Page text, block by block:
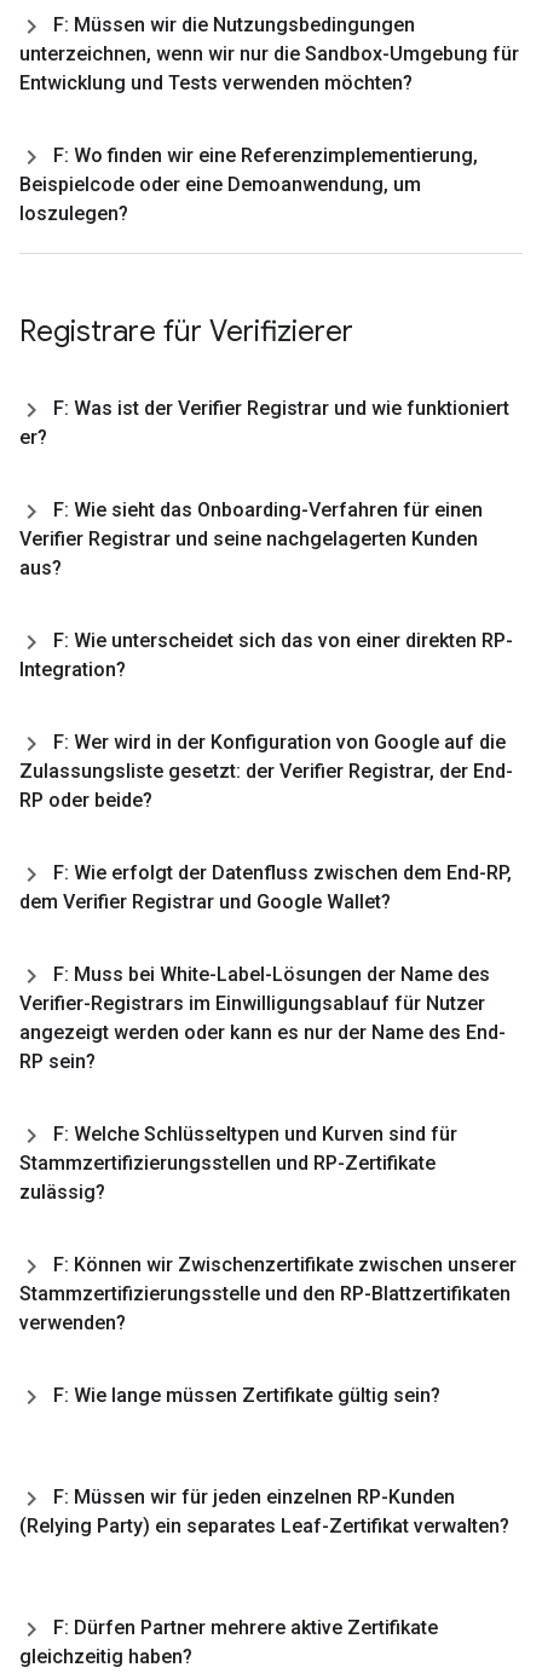
F: Müssen wir die Nutzungsbedingungen
unterzeichnen, wenn wir nur die Sandbox-Umgebung für
Entwicklung und Tests verwenden möchten?
F: Wo finden wir eine Referenzimplementierung,
Beispielcode oder eine Demoanwendung, um
loszulegen?
Registrare für Verifizierer
F: Was ist der Verifier Registrar und wie funktioniert
er?
F: Wie sieht das Onboarding-Verfahren für einen
Verifier Registrar und seine nachgelagerten Kunden
aus?
F: Wie unterscheidet sich das von einer direkten RP-
Integration?
F: Wer wird in der Konfiguration von Google auf die
Zulassungsliste gesetzt: der Verifier Registrar, der End-
RP oder beide?
F: Wie erfolgt der Datenfluss zwischen dem End-RP,
dem Verifier Registrar und Google Wallet?
F: Muss bei White-Label-Lösungen der Name des
Verifier-Registrars im Einwilligungsablauf für Nutzer
angezeigt werden oder kann es nur der Name des End-
RP sein?
F: Welche Schlüsseltypen und Kurven sind für
Stammzertifizierungsstellen und RP-Zertifikate
zulässig?
F: Können wir Zwischenzertifikate zwischen unserer
Stammzertifizierungsstelle und den RP-Blattzertifikaten
verwenden?
F: Wie lange müssen Zertifikate gültig sein?
F: Müssen wir für jeden einzelnen RP-Kunden
(Relying Party) ein separates Leaf-Zertifikat verwalten?
F: Dürfen Partner mehrere aktive Zertifikate
gleichzeitig haben?